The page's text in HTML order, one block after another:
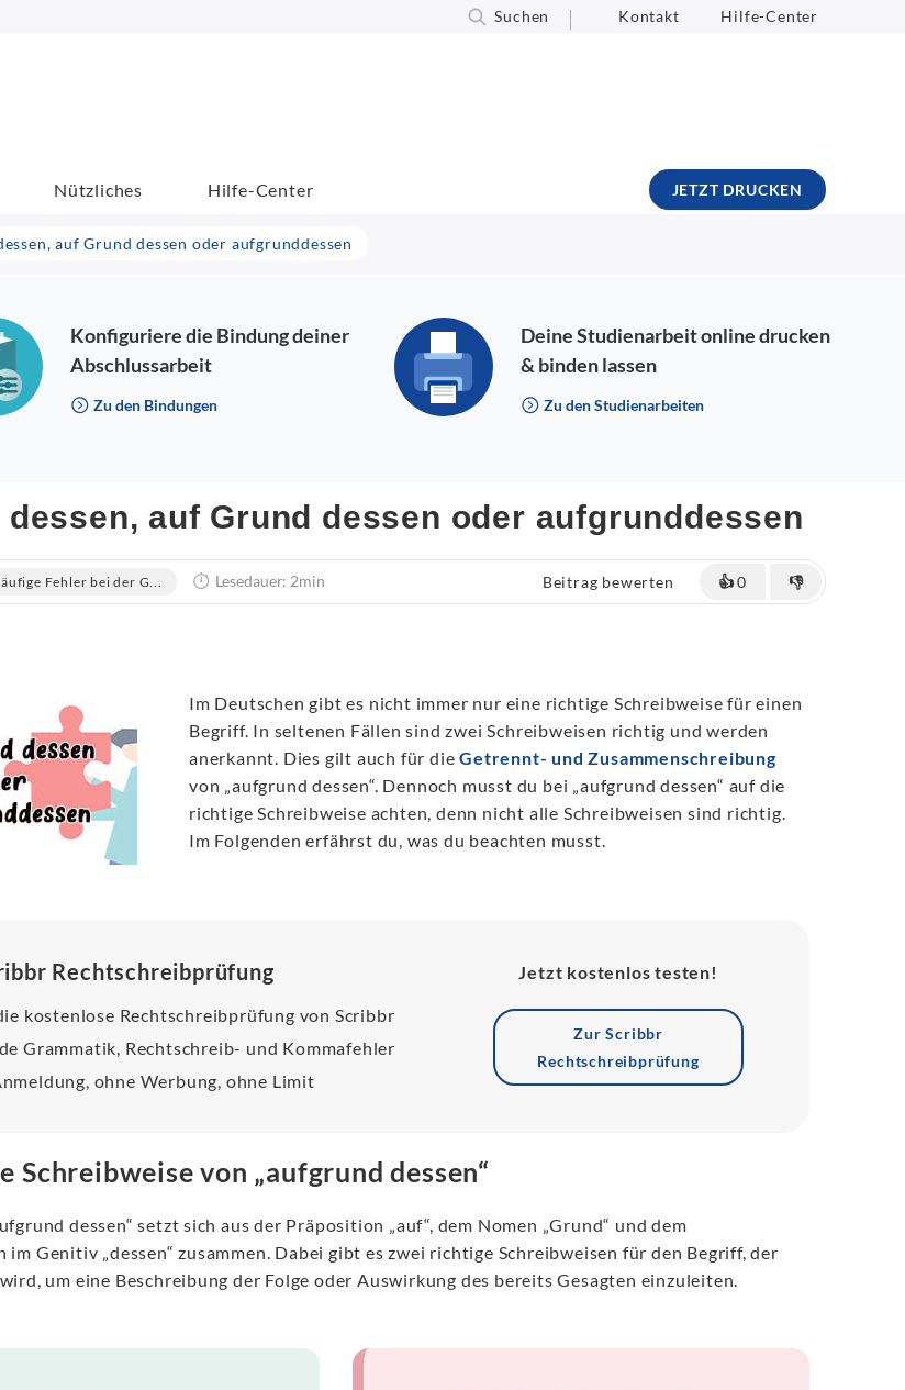
Suchen Kontakt Hilfe-Center
Nützliches Hilfe-Center JETZT DRUCKEN
auf Grund dessen oder aufgrunddessen
Konfiguriere die Bindung deiner
Abschlussarbeit
Zu den Bindungen
Deine Studienarbeit online drucken
& binden lassen
Zu den Studienarbeiten
auf Grund dessen oder aufgrunddessen
Fehler bei der G... Lesedauer: 2min Beitrag bewerten 👍0 👎
Im Deutschen gibt es nicht immer nur eine richtige Schreibweise für einen
Begriff. In seltenen Fällen sind zwei Schreibweisen richtig und werden
anerkannt. Dies gilt auch für dieGetrennt- und Zusammenschreibung
von „aufgrund dessen“. Dennoch musst du bei „aufgrund dessen“ auf die
richtige Schreibweise achten, denn nicht alle Schreibweisen sind richtig.
Im Folgenden erfährst du, was du beachten musst.
Rechtschreibprüfung
kostenlose Rechtschreibprüfung von Scribbr
Grammatik, Rechtschreib- und Kommafehler
ohne Werbung, ohne Limit
Jetzt kostenlos testen!
Zur Scribbr
Rechtschreibprüfung
Schreibweise von „aufgrund dessen“
dessen“ setzt sich aus der Präposition „auf“, dem Nomen „Grund“ und dem
im Genitiv „dessen“ zusammen. Dabei gibt es zwei richtige Schreibweisen für den Begriff, der
um eine Beschreibung der Folge oder Auswirkung des bereits Gesagten einzuleiten.